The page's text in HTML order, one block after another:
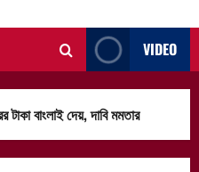
VIDEO
টাকা বাংলাই দেয়, দাবি মমতার